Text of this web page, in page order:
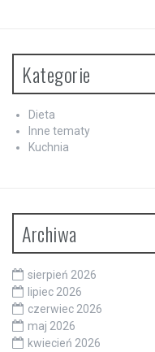
Kategorie
Dieta
Inne tematy
Kuchnia
Archiwa
sierpień 2026
lipiec 2026
czerwiec 2026
maj 2026
kwiecień 2026